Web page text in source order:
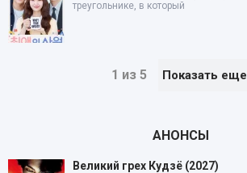
треугольнике, в который
1 из 5 Показать еще
АНОНСЫ
Великий грех Кудзё (2027)